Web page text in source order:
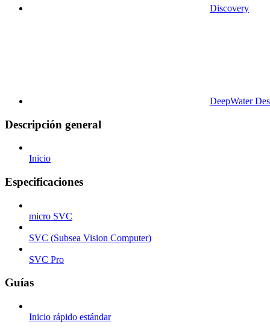
Discovery
DeepWater
Descripción general
Inicio
Especificaciones
micro SVC
SVC (Subsea Vision Computer)
SVC Pro
Guías
Inicio rápido estándar